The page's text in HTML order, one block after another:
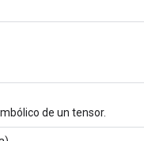
de un tensor.